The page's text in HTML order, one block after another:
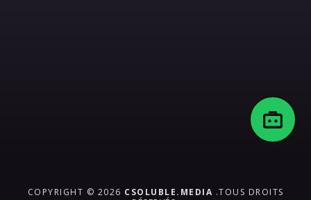
COPYRIGHT © 2026 CSOLUBLE.MEDIA .TOUS DROITS